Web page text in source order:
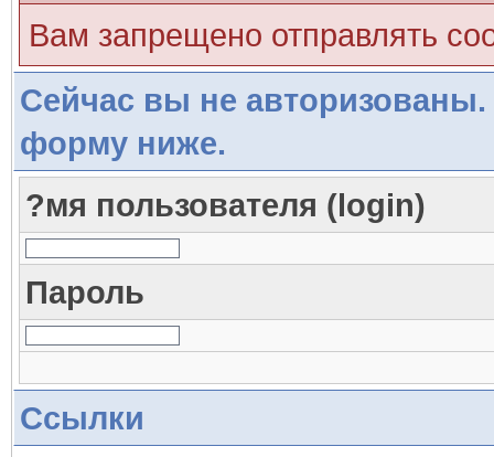
Вам запрещено отправлять
Сейчас вы не авторизованы.
форму ниже.
?мя пользователя (login)
Пароль
Ссылки